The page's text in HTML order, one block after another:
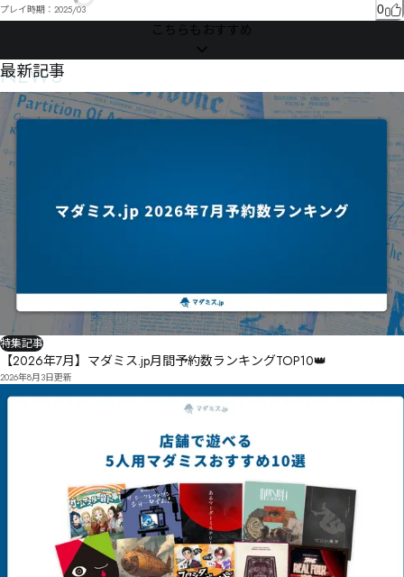
プレイ時期： 2025/03 0
こちらもおすすめ
NEWS
最新記事
特集記事
【2026年7月】マダミス.jp月間予約数ランキングTOP10👑
2026年8月3日更新